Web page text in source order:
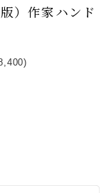
）作家ハンド